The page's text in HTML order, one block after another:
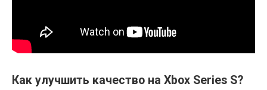
Как улучшить качество на Xbox Series S?